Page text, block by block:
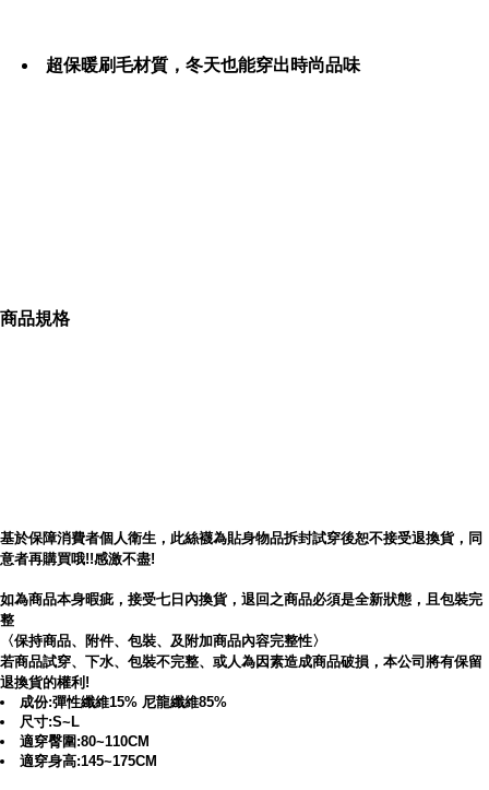
超保暖刷毛材質，冬天也能穿出時尚品味
商品規格
基於保障消費者個人衛生，此絲襪為貼身物品拆封試穿後恕不接受退換貨，同
意者再購買哦!!感激不盡!
如為商品本身暇疵，接受七日內換貨，退回之商品必須是全新狀態，且包裝完
整
〈保持商品、附件、包裝、及附加商品內容完整性〉
若商品試穿、下水、包裝不完整、或人為因素造成商品破損，本公司將有保留
退換貨的權利!
成份:彈性纖維15% 尼龍纖維85%
尺寸:S~L
適穿臀圍:80~110CM
適穿身高:145~175CM